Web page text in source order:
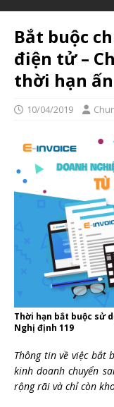
Bắt buộc
điện tử –
thời hạn
10/04/2019
Thời hạn bắt buộc sử
Nghị định 119
Thông tin về việc bắt
kinh doanh chuyển
rộng rãi và chỉ còn